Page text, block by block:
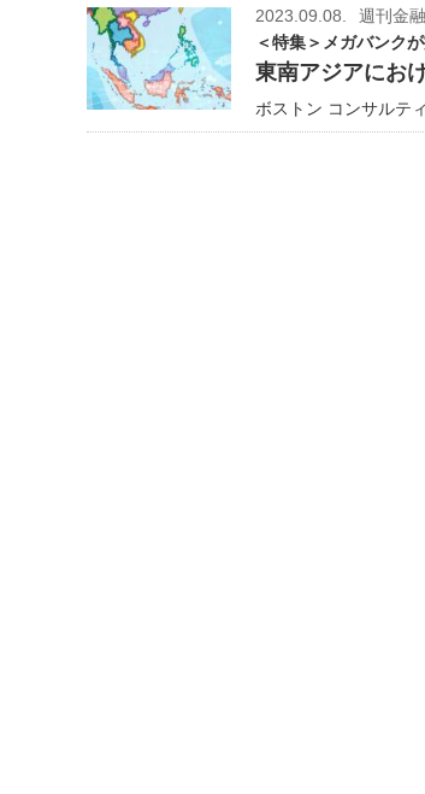
2023.09.08.
週刊金
＜特集＞メガバンク
東南アジアにお
ボストン コンサルテ